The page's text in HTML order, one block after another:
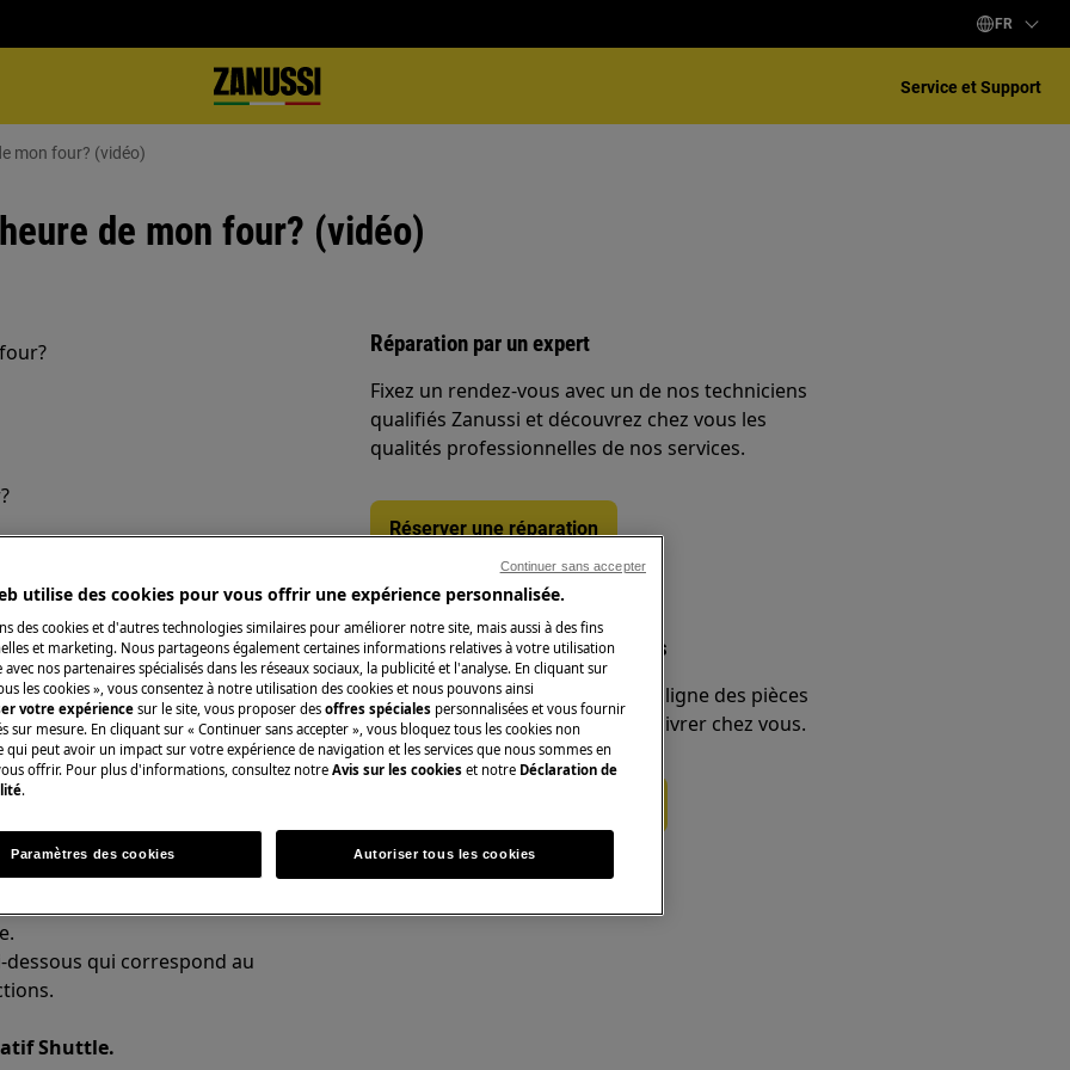
FR
Service et Support
mon four? (vidéo)
de mon four? (vidéo)
doit toujours être réglée.
la prise pendant 1
clignote.
du premier démarrage.
Cliquez sur "
dessous qui correspond au
Shuttle.
Réparation par un expert
Fixez un rendez-vous avec un de nos techniciens
qualifiés Zanussi et découvrez chez vous les
qualités professionnelles de nos services.
Réserver une réparation
Pièces détachées et accessoires
Trouvez dans notre boutique en ligne des pièces
détachées d’origine et faites-les livrer chez vous.
utilise des cookies pour vous offrir une expérience personnalisée.
des cookies et d'autres technologies similaires pour améliorer notre site, mais aussi à des fins
et marketing. Nous partageons également certaines informations relatives à votre utilisation
nos partenaires spécialisés dans les réseaux sociaux, la publicité et l'analyse. En cliquant sur
les cookies », vous consentez à notre utilisation des cookies et nous pouvons ainsi
votre expérience sur le site, vous proposer des offres spéciales personnalisées et vous fournir
sur mesure. En cliquant sur « Continuer sans accepter », vous bloquez tous les cookies non
qui peut avoir un impact sur votre expérience de navigation et les services que nous sommes en
offrir. Pour plus d'informations, consultez notre Avis sur les cookies et notre Déclaration de
.
Paramètres des cookies Autoriser tous les cookies
Continuer sans accepter